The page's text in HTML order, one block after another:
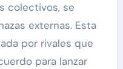
colectivos, se
externas. Esta
por rivales que
para lanzar